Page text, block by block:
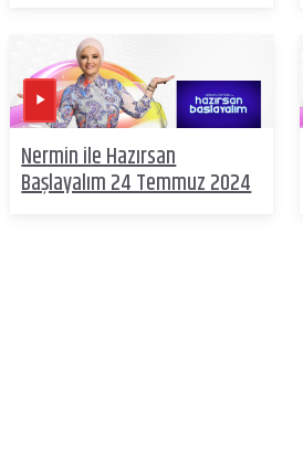
Nermin ile Hazırsan
Başlayalım 24 Temmuz 2024